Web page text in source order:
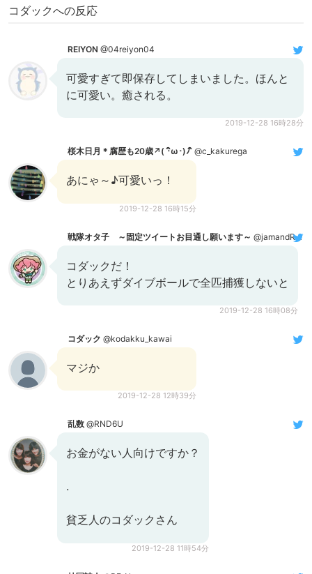
コダックへの反応
REIYON @04reiyon04
可愛すぎて即保存してしまいました。ほんと
に可愛い。癒される。
2019-12-28 16時28分
桜木日月＊腐歴も20歳↗( ･ิω･)ﾉ ิ @c_kakurega
あにゃ～♪可愛いっ！
2019-12-28 16時15分
戦隊オタ子 ～固定ツイートお目通し願います～ @jamandRfan
コダックだ！
とりあえずダイブボールで全匹捕獲しないと
2019-12-28 16時08分
コダック @kodakku_kawai
マジか
2019-12-28 12時39分
乱数 @RND6U
お金がない人向けですか？
.
貧乏人のコダックさん
2019-12-28 11時54分